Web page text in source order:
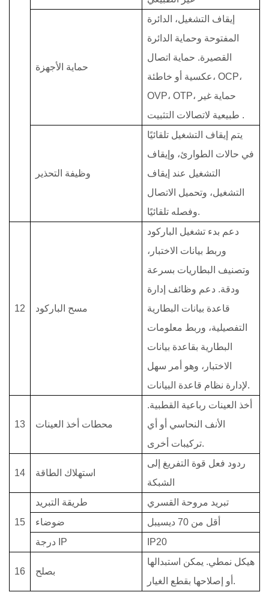
حماية الأجهزة
إيقاف التشغيل، الدائرة
المفتوحة وحماية الدائرة
القصيرة. حماية اتصال
عكسية أو خاطئة، OCP،
OVP، OTP، حماية غير
.
وظيفة التحذير
يتم إيقاف التشغيل تلقائيًا
في حالات الطوارئ، وإيقاف
التشغيل عند إيقاف
التشغيل، وتحميل الاتصال
وفصله تلقائيًا.
12 مسح الباركود
دعم بدء تشغيل الباركود
وربط بيانات الاختبار،
وتصنيف البطاريات بسرعة
ودقة. دعم وظائف إدارة
قاعدة بيانات البطارية
التفصيلية، وربط معلومات
البطارية بقاعدة بيانات
الاختبار، وهو أمر سهل
لإدارة نظام قاعدة البيانات.
13 محطات أخذ العينات
أخذ العينات رباعية القطبية.
الأنف النحاسي أو أي
تركيبات أخرى.
14 استهلاك الطاقة
ردود فعل قوة التفريغ إلى
الشبكة
15
طريقة التبريد
تبريد مروحة القسري
ضوضاء
أقل من 70 ديسيبل
درجة IP
IP20
16 بصلح
هيكل نمطي. يمكن استبدالها
أو إصلاحها بقطع الغيار.